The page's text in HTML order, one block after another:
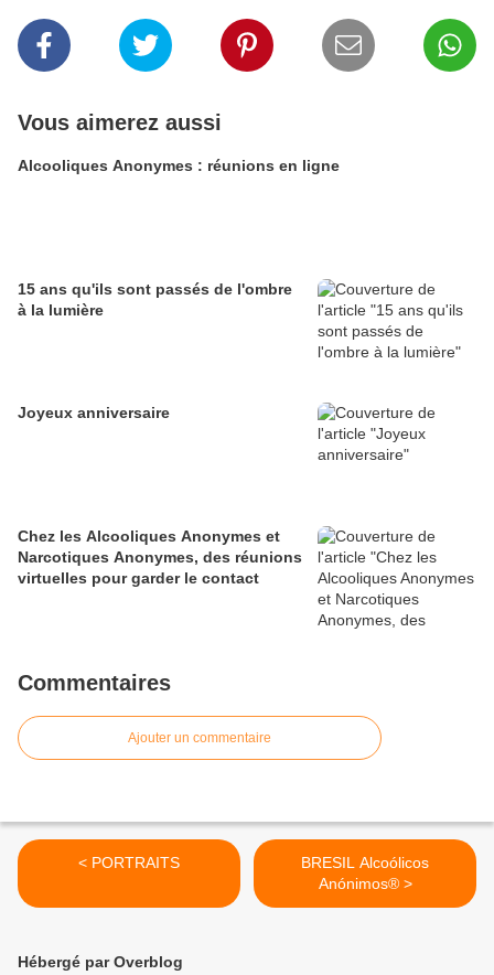
Vous aimerez aussi
Alcooliques Anonymes : réunions en ligne
15 ans qu'ils sont passés de l'ombre
à la lumière
Joyeux anniversaire
Chez les Alcooliques Anonymes et
Narcotiques Anonymes, des réunions
virtuelles pour garder le contact
Commentaires
Ajouter un commentaire
< PORTRAITS
BRESIL Alcoólicos
Anónimos® >
Hébergé par Overblog